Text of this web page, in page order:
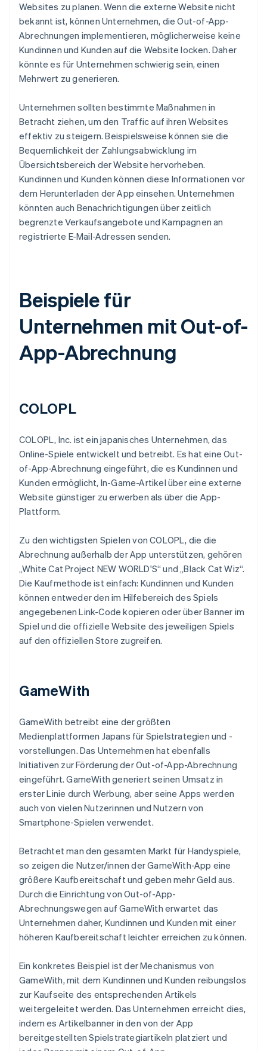
Websites zu planen. Wenn die externe Website nicht
bekannt ist, können Unternehmen, die Out-of-App-
Abrechnungen implementieren, möglicherweise keine
Kundinnen und Kunden auf die Website locken. Daher
könnte es für Unternehmen schwierig sein, einen
Mehrwert zu generieren.
Unternehmen sollten bestimmte Maßnahmen in
Betracht ziehen, um den Traffic auf ihren Websites
effektiv zu steigern. Beispielsweise können sie die
Bequemlichkeit der Zahlungsabwicklung im
Übersichtsbereich der Website hervorheben.
Kundinnen und Kunden können diese Informationen vor
dem Herunterladen der App einsehen. Unternehmen
könnten auch Benachrichtigungen über zeitlich
begrenzte Verkaufsangebote und Kampagnen an
registrierte E-Mail-Adressen senden.
Beispiele für
Unternehmen mit Out-of-
App-Abrechnung
COLOPL
COLOPL, Inc. ist ein japanisches Unternehmen, das
Online-Spiele entwickelt und betreibt. Es hat eine Out-
of-App-Abrechnung eingeführt, die es Kundinnen und
Kunden ermöglicht, In-Game-Artikel über eine externe
Website günstiger zu erwerben als über die App-
Plattform.
Zu den wichtigsten Spielen von COLOPL, die die
Abrechnung außerhalb der App unterstützen, gehören
„White Cat Project NEW WORLD'S“ und „Black Cat Wiz“.
Die Kaufmethode ist einfach: Kundinnen und Kunden
können entweder den im Hilfebereich des Spiels
angegebenen Link-Code kopieren oder über Banner im
Spiel und die offizielle Website des jeweiligen Spiels
auf den offiziellen Store zugreifen.
GameWith
GameWith betreibt eine der größten
Medienplattformen Japans für Spielstrategien und -
vorstellungen. Das Unternehmen hat ebenfalls
Initiativen zur Förderung der Out-of-App-Abrechnung
eingeführt. GameWith generiert seinen Umsatz in
erster Linie durch Werbung, aber seine Apps werden
auch von vielen Nutzerinnen und Nutzern von
Smartphone-Spielen verwendet.
Betrachtet man den gesamten Markt für Handyspiele,
so zeigen die Nutzer/innen der GameWith-App eine
größere Kaufbereitschaft und geben mehr Geld aus.
Durch die Einrichtung von Out-of-App-
Abrechnungswegen auf GameWith erwartet das
Unternehmen daher, Kundinnen und Kunden mit einer
höheren Kaufbereitschaft leichter erreichen zu können.
Ein konkretes Beispiel ist der Mechanismus von
GameWith, mit dem Kundinnen und Kunden reibungslos
zur Kaufseite des entsprechenden Artikels
weitergeleitet werden. Das Unternehmen erreicht dies,
indem es Artikelbanner in den von der App
bereitgestellten Spielstrategiartikeln platziert und